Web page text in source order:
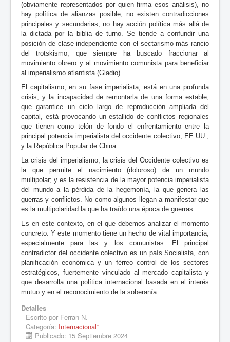
(obviamente representados por quien firma esos análisis), no
hay política de alianzas posible, no existen contradicciones
principales y secundarias, no hay acción política más allá de
la dictada por la biblia de turno. Se tiende a confundir una
posición de clase independiente con el sectarismo más rancio
del trotskismo, que siempre ha buscado fraccionar al
movimiento obrero y al movimiento comunista para beneficiar
al imperialismo atlantista (Gladio).
El capitalismo, en su fase imperialista, está en una profunda
crisis, y la incapacidad de remontarla de una forma estable,
que garantice un ciclo largo de reproducción ampliada del
capital, está provocando un estallido de conflictos regionales
que tienen como telón de fondo el enfrentamiento entre la
principal potencia imperialista del occidente colectivo, EE.UU.,
y la República Popular de China.
La crisis del imperialismo, la crisis del Occidente colectivo es
la que permite el nacimiento (doloroso) de un mundo
multipolar; y es la resistencia de la mayor potencia imperialista
del mundo a la pérdida de la hegemonía, la que genera las
guerras y conflictos. No como algunos llegan a manifestar que
es la multipolaridad la que ha traído una época de guerras.
Es en este contexto, en el que debemos analizar el momento
concreto. Y este momento tiene un hecho de vital importancia,
especialmente para las y los comunistas. El principal
contradictor del occidente colectivo es un país Socialista, con
planificación económica y un férreo control de los sectores
estratégicos, fuertemente vinculado al mercado capitalista y
que desarrolla una política internacional basada en el interés
mutuo y en el reconocimiento de la soberanía.
Detalles
Escrito por Ferran N.
Categoría: Internacional*
Publicado: 15 Septiembre 2024